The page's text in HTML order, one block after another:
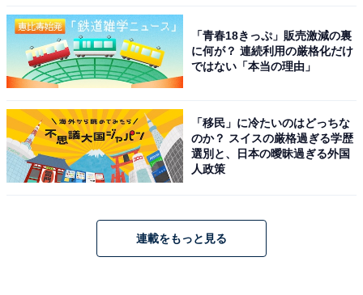
「青春18きっぷ」販売激減の裏
に何が？ 連続利用の厳格化だけ
ではない「本当の理由」
「移民」に冷たいのはどっちな
のか？ スイスの厳格過ぎる学歴
選別と、日本の曖昧過ぎる外国
人政策
連載をもっと見る